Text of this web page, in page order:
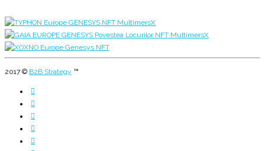
2017 © B2B Strategy ™